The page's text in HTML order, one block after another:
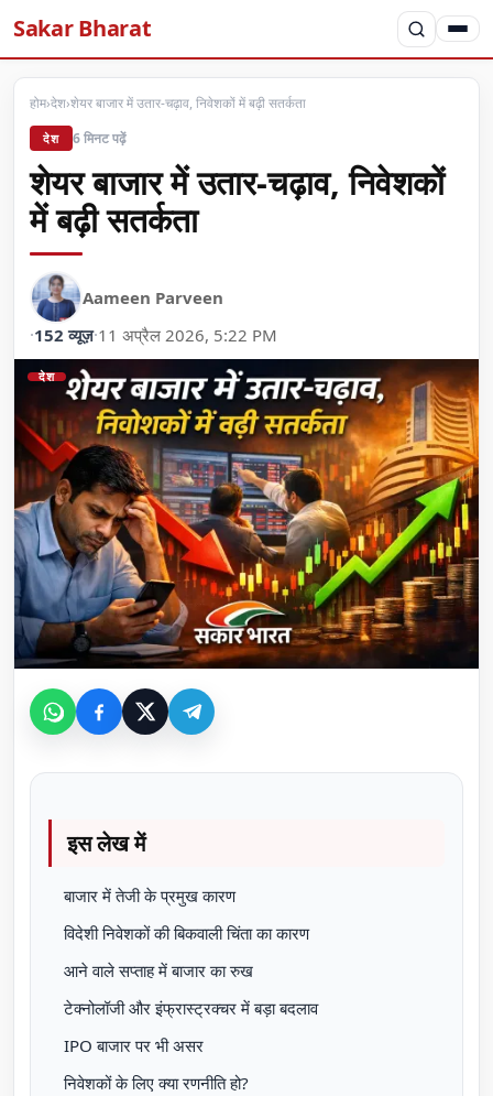
Sakar Bharat
होम›देश›शेयर बाजार में उतार-चढ़ाव, निवेशकों में बढ़ी सतर्कता
देश 6 मिनट पढ़ें
शेयर बाजार में उतार-चढ़ाव, निवेशकों
में बढ़ी सतर्कता
Aameen Parveen
·152 व्यूज़·11 अप्रैल 2026, 5:22 PM
देश
इस लेख में
बाजार में तेजी के प्रमुख कारण
विदेशी निवेशकों की बिकवाली चिंता का कारण
आने वाले सप्ताह में बाजार का रुख
टेक्नोलॉजी और इंफ्रास्ट्रक्चर में बड़ा बदलाव
IPO बाजार पर भी असर
निवेशकों के लिए क्या रणनीति हो?